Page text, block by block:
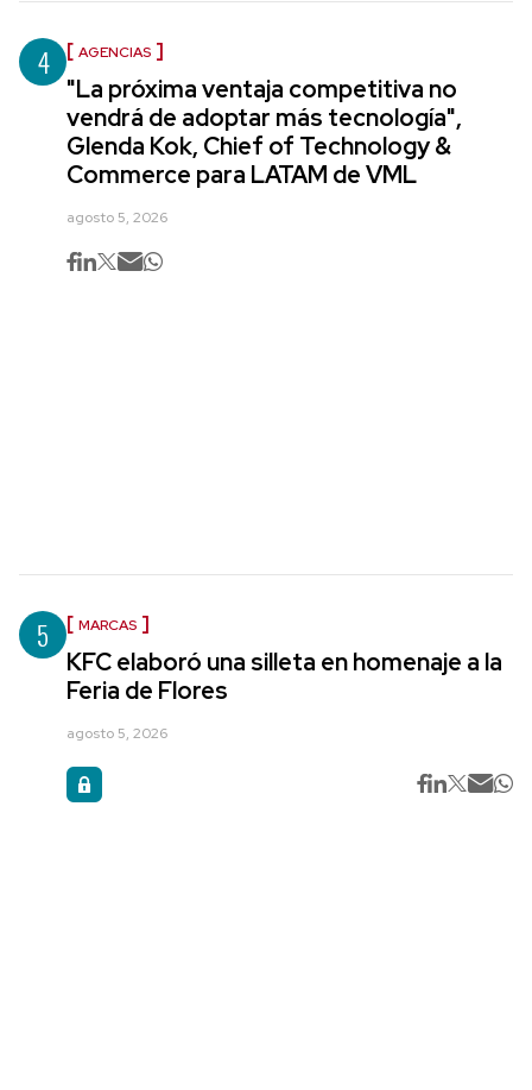
4 AGENCIAS
"La próxima ventaja competitiva no
vendrá de adoptar más tecnología",
Glenda Kok, Chief of Technology &
Commerce para LATAM de VML
agosto 5, 2026
5 MARCAS
KFC elaboró una silleta en homenaje a la
Feria de Flores
agosto 5, 2026